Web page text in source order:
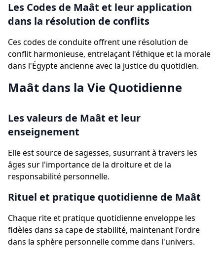
Les Codes de Maât et leur application
dans la résolution de conflits
Ces codes de conduite offrent une résolution de
conflit harmonieuse, entrelaçant l'éthique et la morale
dans l'Égypte ancienne avec la justice du quotidien.
Maât dans la Vie Quotidienne
Les valeurs de Maât et leur
enseignement
Elle est source de sagesses, susurrant à travers les
âges sur l'importance de la droiture et de la
responsabilité personnelle.
Rituel et pratique quotidienne de Maât
Chaque rite et pratique quotidienne enveloppe les
fidèles dans sa cape de stabilité, maintenant l'ordre
dans la sphère personnelle comme dans l'univers.